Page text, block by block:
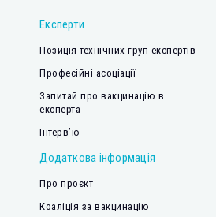
Експерти
Позиція технічних груп експертів
Професійні асоціації
Запитай про вакцинацію в
експерта
Інтерв’ю
Додаткова інформація
Про проєкт
Коаліція за вакцинацію